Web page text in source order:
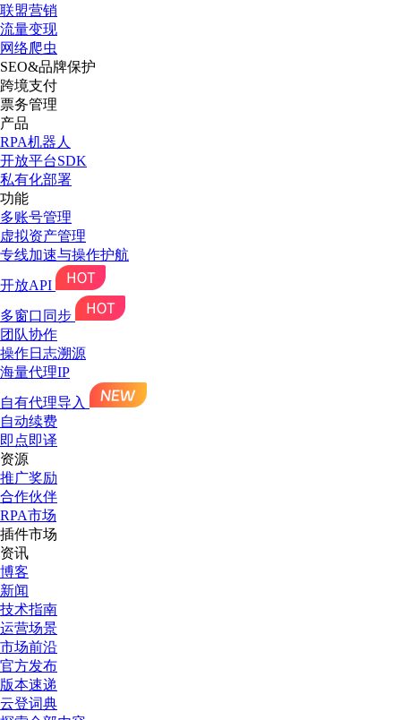
联盟营销
流量变现
网络爬虫
SEO&品牌保护
跨境支付
票务管理
产品
RPA机器人
开放平台SDK
私有化部署
功能
多账号管理
虚拟资产管理
专线加速与操作护航
开放API
多窗口同步
团队协作
操作日志溯源
海量代理IP
自有代理导入
自动续费
即点即译
资源
推广奖励
合作伙伴
RPA市场
插件市场
资讯
博客
新闻
技术指南
运营场景
市场前沿
官方发布
版本速递
云登词典